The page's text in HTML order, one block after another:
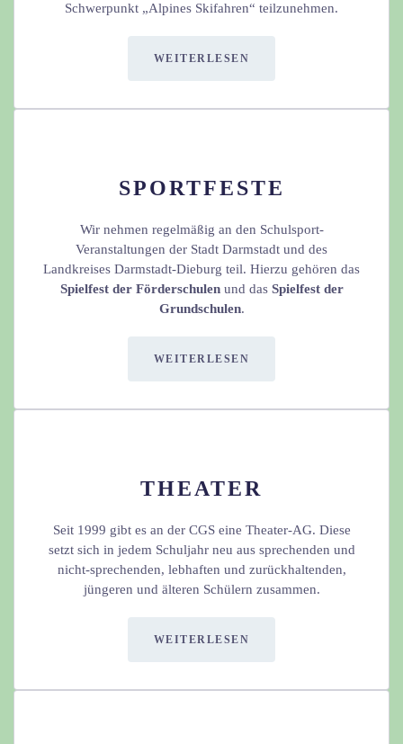
Schwerpunkt „Alpines Skifahren“ teilzunehmen.
WEITERLESEN
SPORTFESTE
Wir nehmen regelmäßig an den Schulsport-
Veranstaltungen der Stadt Darmstadt und des
Landkreises Darmstadt-Dieburg teil. Hierzu gehören das
Spielfest der Förderschulenund das Spielfest der
Grundschulen.
WEITERLESEN
THEATER
Seit 1999 gibt es an der CGS eine Theater-AG. Diese
setzt sich in jedem Schuljahr neu aus sprechenden und
nicht-sprechenden, lebhaften und zurückhaltenden,
jüngeren und älteren Schülern zusammen.
WEITERLESEN